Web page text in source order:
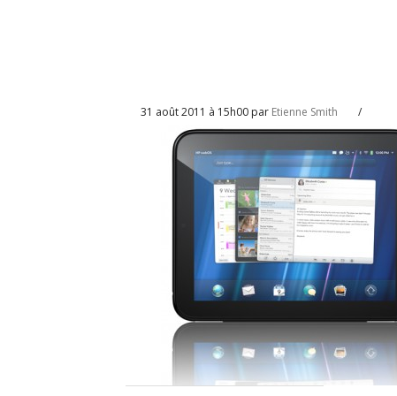
31 août 2011 à 15h00 par Etienne Smith /